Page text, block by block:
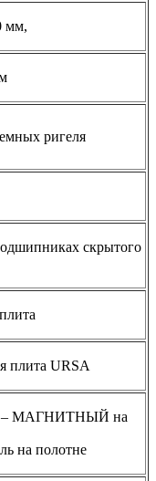
мм,
ригеля
скрытого
плита URSA
– МАГНИТНЫЙ на
на полотне